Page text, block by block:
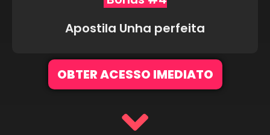
Apostila Unha perfeita
OBTER ACESSO IMEDIATO